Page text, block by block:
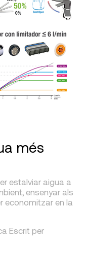
més
estalviar aigua a
ensenyar als
economitzar en la
Escrit per